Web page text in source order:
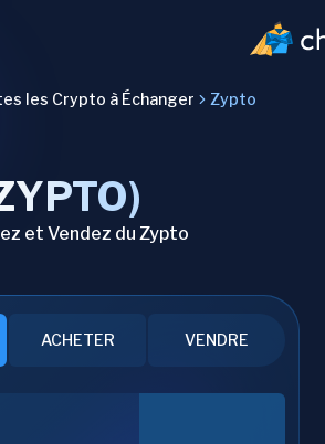
les Crypto à Échanger Zypto
et Vendez du Zypto
ACHETER VENDRE